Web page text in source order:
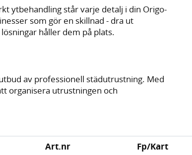
ytbehandling står varje detalj i din Origo-
som gör en skillnad - dra ut
håller dem på plats.
av professionell städutrustning. Med
organisera utrustningen och
Art.nr Fp/Kart